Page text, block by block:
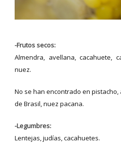
-Frutos secos:
Almendra, avellana, cacahuete,
nuez.
No se han encontrado en
de Brasil, nuez pacana.
-Legumbres:
Lentejas, judías, cacahuetes.